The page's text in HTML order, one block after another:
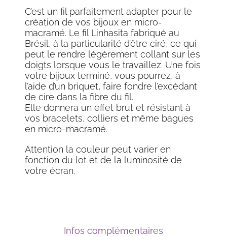
Infos complémentaires
C’est un fil parfaitement adapter pour le
création de vos bijoux en micro-
macramé. Le fil Linhasita fabriqué au
Brésil, à la particularité d’être ciré, ce qui
peut le rendre légèrement collant sur les
doigts lorsque vous le travaillez. Une fois
votre bijoux terminé, vous pourrez, à
l’aide d’un briquet, faire fondre l’excédant
de cire dans la fibre du fil.
Elle donnera un effet brut et résistant à
vos bracelets, colliers et même bagues
en micro-macramé.
Attention la couleur peut varier en
fonction du lot et de la luminosité de
votre écran.